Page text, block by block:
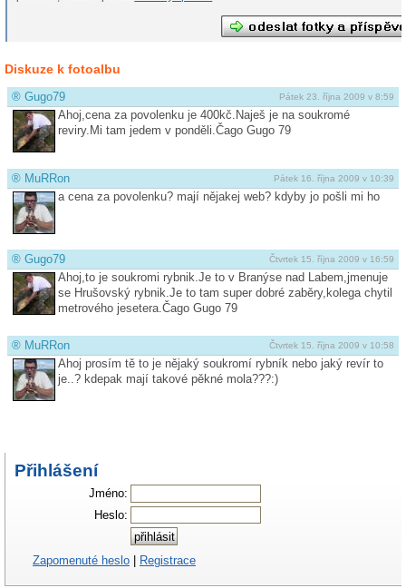
Diskuze k fotoalbu
Pátek 23. října 2009 v 8:59
® Gugo79
Ahoj,cena za povolenku je 400kč.Naješ je na soukromé
reviry.Mi tam jedem v ponděli.Čago Gugo 79
Pátek 16. října 2009 v 10:39
® MuRRon
a cena za povolenku? mají nějakej web? kdyby jo pošli mi ho
Čtvrtek 15. října 2009 v 16:59
® Gugo79
Ahoj,to je soukromi rybnik.Je to v Branýse nad Labem,jmenuje
se Hrušovský rybnik.Je to tam super dobré zaběry,kolega chytil
metrového jesetera.Čago Gugo 79
Čtvrtek 15. října 2009 v 10:58
® MuRRon
Ahoj prosím tě to je nějaký soukromí rybník nebo jaký revír to
je..? kdepak mají takové pěkné mola???:)
Přihlášení
Jméno:
Heslo:
Zapomenuté heslo Registrace